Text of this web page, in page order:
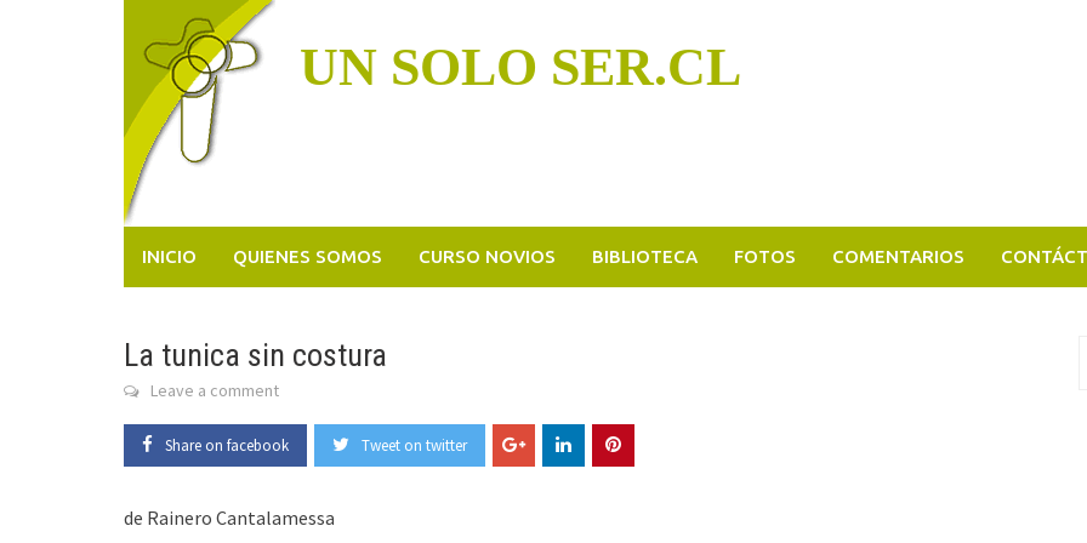
UN SOLO SER.CL
INICIO QUIENES SOMOS CURSO NOVIOS BIBLIOTECA FOTOS COMENTARIOS
La tunica sin costura
Leave a comment
Share on facebook Tweet on twitter
de Rainero Cantalamessa